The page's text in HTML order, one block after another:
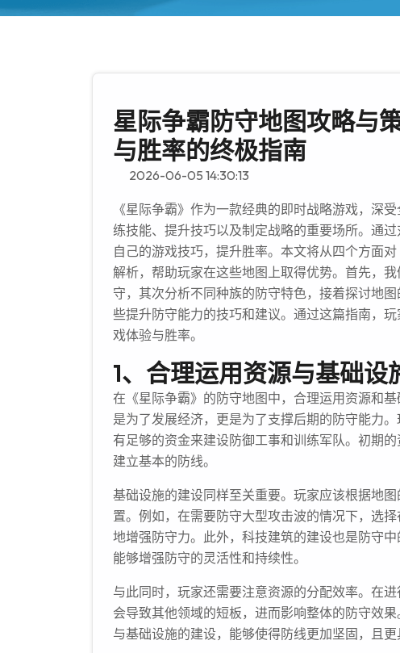
星际争霸防守地图攻略与
与胜率的终极指南
2026-06-05 14:30:13
《星际争霸》作为一款经典的即时战略游戏，深
练技能、提升技巧以及制定战略的重要场所。通
自己的游戏技巧，提升胜率。本文将从四个方面
解析，帮助玩家在这些地图上取得优势。首先，
守，其次分析不同种族的防守特色，接着探讨地
些提升防守能力的技巧和建议。通过这篇指南，
戏体验与胜率。
1、合理运用资源与基础设
在《星际争霸》的防守地图中，合理运用资源和
是为了发展经济，更是为了支撑后期的防守能力
有足够的资金来建设防御工事和训练军队。初期
建立基本的防线。
基础设施的建设同样至关重要。玩家应该根据地
置。例如，在需要防守大型攻击波的情况下，选
地增强防守力。此外，科技建筑的建设也是防守
能够增强防守的灵活性和持续性。
与此同时，玩家还需要注意资源的分配效率。在
会导致其他领域的短板，进而影响整体的防守效
与基础设施的建设，能够使得防线更加坚固，且更